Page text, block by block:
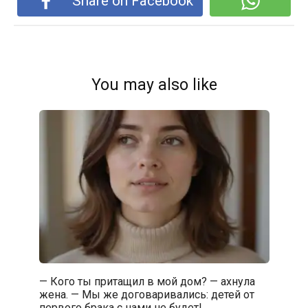
You may also like
— Кого ты притащил в мой дом? — ахнула
жена. — Мы же договаривались: детей от